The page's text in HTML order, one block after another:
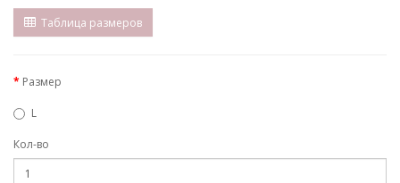
Таблица размеров
Размер
L
Кол-во